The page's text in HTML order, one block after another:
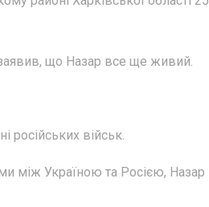
що Назар все ще живий.
російських військ.
між Україною та Росією, Назар